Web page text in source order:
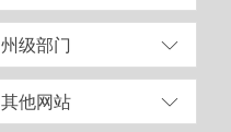
州级部门
其他网站